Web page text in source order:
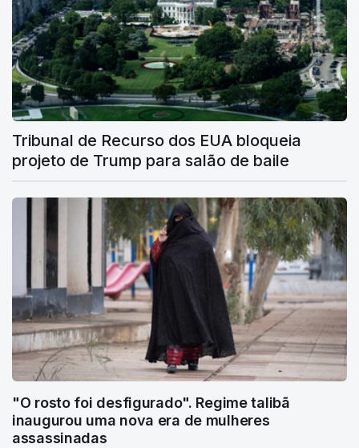
Tribunal de Recurso dos EUA bloqueia
projeto de Trump para salão de baile
"O rosto foi desfigurado". Regime talibã
inaugurou uma nova era de mulheres
assassinadas